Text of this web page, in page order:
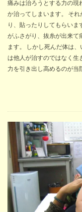
痛みは治ろうとする力の現
か治ってしまいます。 そ
り、貼ったりしてもらいま
がふさがり、抜糸が出来て
ます。 しかし死んだ体は
は他人が治すのではなく生
力を引き出し高めるのが当